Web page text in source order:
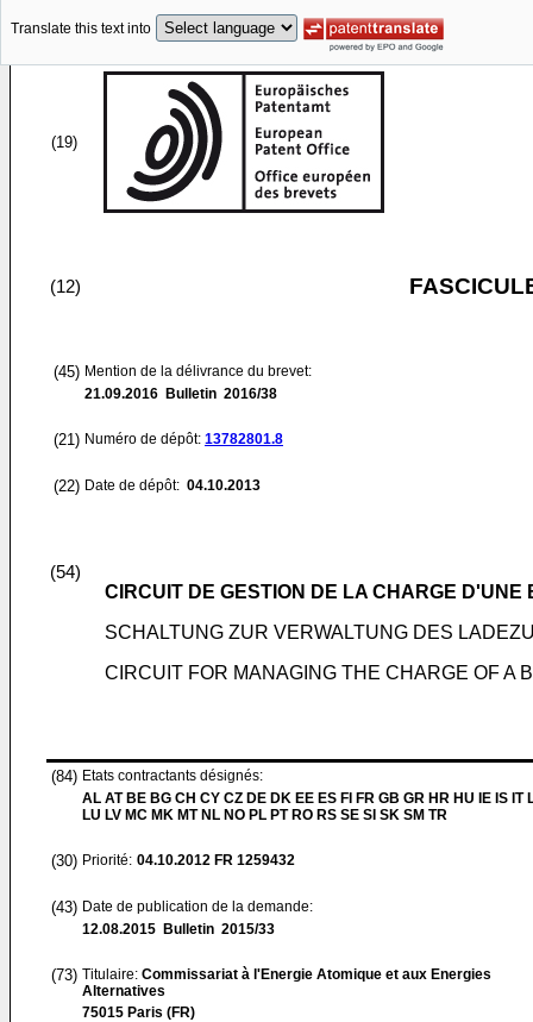
Translate this text into
(19)
(12)
(45) Mention de la délivrance du brevet:
21.09.2016 Bulletin 2016/38
(21) Numéro de dépôt: 13782801.8
(22) Date de dépôt: 04.10.2013
(54)
CIRCUIT DE GESTION DE LA CHARGE D'UNE
SCHALTUNG ZUR VERWALTUNG DES
CIRCUIT FOR MANAGING THE CHARGE OF A
(84) Etats contractants désignés:
AL AT BE BG CH CY CZ DE DK EE ES FI FR GB GR HR HU IE IS IT
LU LV MC MK MT NL NO PL PT RO RS SE SI SK SM TR
(30) Priorité: 04.10.2012 FR 1259432
(43) Date de publication de la demande:
12.08.2015 Bulletin 2015/33
(73) Titulaire: Commissariat à l'Energie Atomique et aux Energies
Alternatives
75015 Paris (FR)